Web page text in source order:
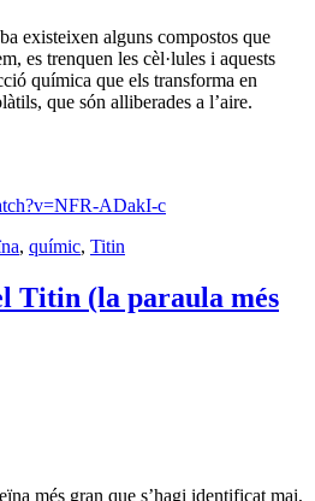
existeixen alguns compostos que
es trenquen les cèl·lules i aquests
química que els transforma en
que són alliberades a l’aire.
ADakI-c
, químic, Titin
Titin (la paraula més
més gran que s’hagi identificat mai,